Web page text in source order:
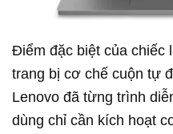
Điểm đặc biệt của chiếc
trang bị cơ chế cuộn tự
Lenovo đã từng trình
dùng chỉ cần kích hoạt